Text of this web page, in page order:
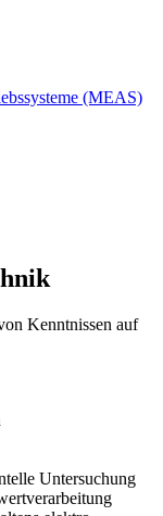
(MEAS)
Kenntnissen auf
Untersuchung